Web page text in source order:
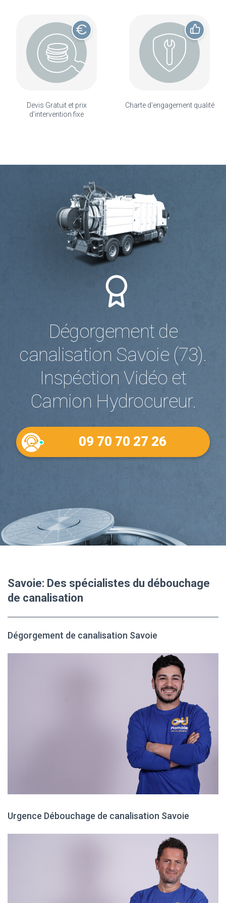
Devis Gratuit et prix
d'intervention fixe
Charte d'engagement qualité
Dégorgement de
canalisation Savoie (73).
Inspéction Vidéo et
Camion Hydrocureur.
09 70 70 27 26
Savoie: Des spécialistes du débouchage
de canalisation
Dégorgement de canalisation Savoie
Urgence Débouchage de canalisation Savoie